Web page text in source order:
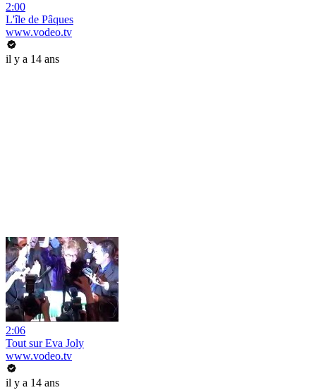
2:00
L'île de Pâques
www.vodeo.tv
il y a 14 ans
2:06
Tout sur Eva Joly
www.vodeo.tv
il y a 14 ans